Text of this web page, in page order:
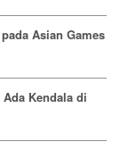
Asian Games
Kendala di